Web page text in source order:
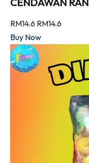
RM14.6 RM14.6
Buy Now